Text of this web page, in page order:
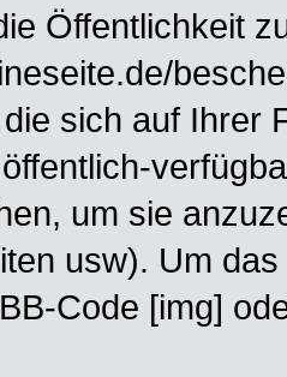
Öffentlichkeit
sich auf Ihrer
um sie
usw). Um
Code [img]